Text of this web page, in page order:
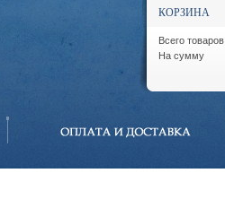
КОРЗИНА
Всего товаров
На сумму